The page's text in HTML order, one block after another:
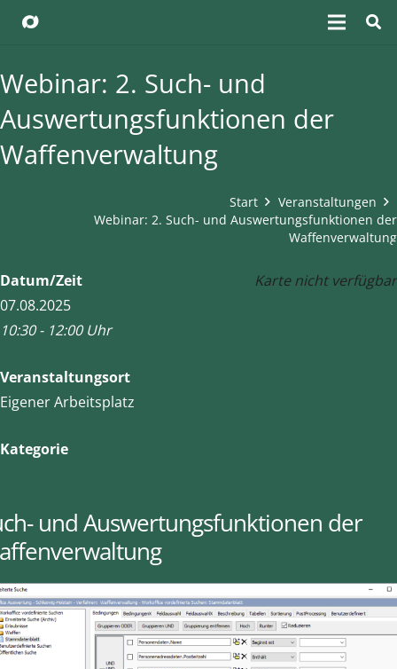
Webinar: 2. Such- und
Auswertungsfunktionen der
Waffenverwaltung
Start
Veranstaltungen
Webinar: 2. Such- und Auswertungsfunktionen der
Waffenverwaltung
Karte nicht verfügbar
Datum/Zeit
07.08.2025
10:30 - 12:00 Uhr
Veranstaltungsort
Eigener Arbeitsplatz
Kategorie
und Auswertungsfunktionen der